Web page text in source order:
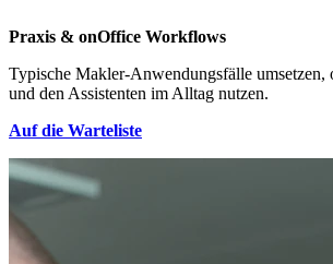
Praxis & onOffice Workflows
Typische Makler-Anwendungsfälle umsetzen,
und den Assistenten im Alltag nutzen.
Auf die Warteliste